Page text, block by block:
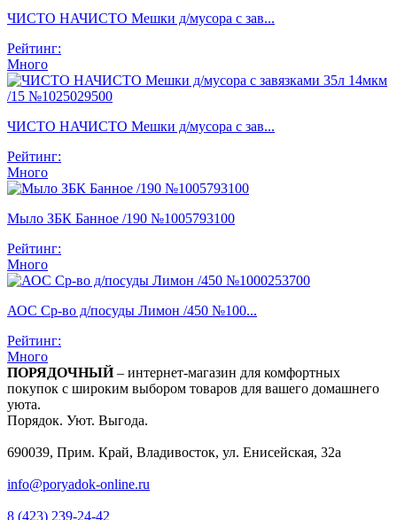
ЧИСТО НАЧИСТО Мешки д/мусора с зав...
Рейтинг:
Много
ЧИСТО НАЧИСТО Мешки д/мусора с зав...
Рейтинг:
Много
Мыло ЗБК Банное /190 №1005793100
Рейтинг:
Много
АОС Ср-во д/посуды Лимон /450 №100...
Рейтинг:
Много
ПОРЯДОЧНЫЙ– интернет-магазин для комфортных
покупок с широким выбором товаров для вашего домашнего
уюта.
Порядок. Уют. Выгода.
690039, Прим. Край, Владивосток, ул. Енисейская, 32а
info@poryadok-online.ru
8 (423) 239-24-42